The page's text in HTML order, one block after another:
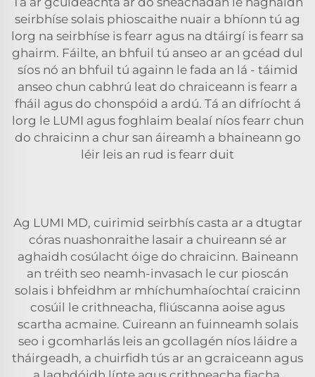
seirbhíse solais phioscaithe nuair a bhíonn tú ag
lorg na seirbhíse is fearr agus na dtáirgí is fearr sa
ghairm. Fáilte, an bhfuil tú anseo ar an gcéad dul
síos nó an bhfuil tú againn le fada an lá - táimid
anseo chun cabhrú leat do chraiceann is fearr a
fháil agus do chonspóid a ardú. Tá an difríocht á
lorg le LUMI agus foghlaim bealaí níos fearr chun
do chraicinn a chur san áireamh a bhaineann go
léir leis an rud is fearr duit
Ag LUMI MD, cuirimid seirbhís casta ar a dtugtar
córas nuashonraithe lasair a chuireann sé ar
aghaidh cosúlacht óige do chraicinn. Baineann
an tréith seo neamh-invasach le cur pioscán
solais i bhfeidhm ar mhíchumhaíochtaí craicinn
cosúil le crithneacha, fliúscanna aoise agus
scartha acmaine. Cuireann an fuinneamh solais
seo i gcomharlás leis an gcollagén níos láidre a
tháirgeadh, a chuirfidh tús ar an gcraiceann agus